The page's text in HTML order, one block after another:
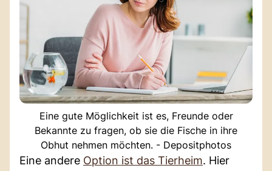
Eine gute Möglichkeit ist es, Freunde oder
Bekannte zu fragen, ob sie die Fische in ihre
Obhut nehmen möchten. - Depositphotos
Eine andere Option ist das Tierheim. Hier